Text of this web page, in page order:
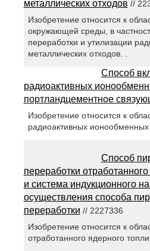
металлических отходов //
Изобретение относится к
окружающей среды, в
переработки и утилизации
металлических отходов. .
Способ
радиоактивных
портландцементное
Изобретение относится к
радиоактивных ионообменных
Способ
переработки
и система индукционного
осуществления способа
переработки // 2227336
Изобретение относится к
отработанного ядерного